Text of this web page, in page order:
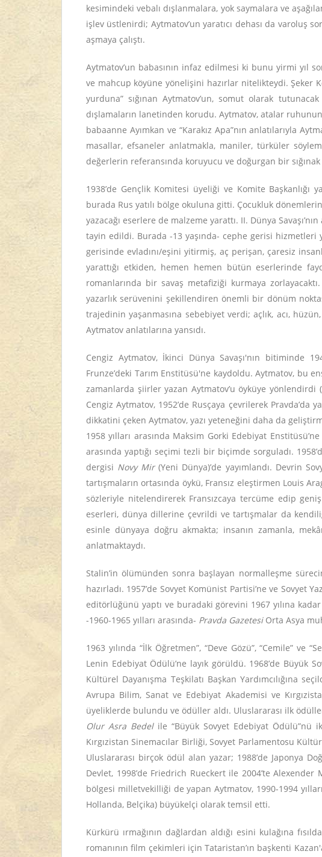
kesimindeki vebalı dışlanmalara, yok saymalara ve
işlev üstlenirdi; Aytmatov’un yaratıcı dehası da
aşmaya çalıştı.
Aytmatov’un babasının infaz edilmesi ki bunu yirmi yıl
ve mahcup köyüne yönelişini hazırlar nitelikteydi. Şeker
yurduna” sığınan Aytmatov’un, somut olarak
dışlamaların lanetinden korudu. Aytmatov, atalar
babaanne Ayımkan ve “Karakız Apa”nın anlatılarıyla
masallar, efsaneler anlatmakla, maniler, türküler
değerlerin referansında koruyucu ve doğurgan bir
1938’de Gençlik Komitesi üyeliği ve Komite Başkanlığı
burada Rus yatılı bölge okuluna gitti. Çocukluk
yazacağı eserlere de malzeme yarattı. II. Dünya
tayin edildi. Burada -13 yaşında- cephe gerisi
gerisinde evladını/eşini yitirmiş, aç perişan, çaresiz
yarattığı etkiden, hemen hemen bütün eserlerinde
romanlarında bir savaş metafiziği kurmaya
yazarlık serüvenini şekillendiren önemli bir dönüm
trajedinin yaşanmasına sebebiyet verdi; açlık, acı,
Aytmatov anlatılarına yansıdı.
Cengiz Aytmatov, İkinci Dünya Savaşı'nın bitiminde
Frunze’deki Tarım Enstitüsü'ne kaydoldu. Aytmatov, bu
zamanlarda şiirler yazan Aytmatov’u öyküye yönlendirdi
Cengiz Aytmatov, 1952’de Rusçaya çevrilerek
dikkatini çeken Aytmatov, yazı yeteneğini daha da
1958 yılları arasında Maksim Gorki Edebiyat
arasında yaptığı seçimi tezli bir biçimde sorguladı.
dergisi Novy Mir(Yeni Dünya)’de yayımlandı. Devrin
tartışmaların ortasında öykü, Fransız eleştirmen Louis
sözleriyle nitelendirerek Fransızcaya tercüme edip
eserleri, dünya dillerine çevrildi ve tartışmalar da
esinle dünyaya doğru akmakta; insanın zamanla,
anlatmaktaydı.
Stalin’in ölümünden sonra başlayan normalleşme
hazırladı. 1957’de Sovyet Komünist Partisi’ne ve Sovyet
editörlüğünü yaptı ve buradaki görevini 1967 yılına
-1960-1965 yılları arasında- Pravda GazetesiOrta Asya
1963 yılında “İlk Öğretmen”, “Deve Gözü”, “Cemile” ve
Lenin Edebiyat Ödülü’ne layık görüldü. 1968’de Büyük
Kültürel Dayanışma Teşkilatı Başkan Yardımcılığına
Avrupa Bilim, Sanat ve Edebiyat Akademisi ve
üyeliklerde bulundu ve ödüller aldı. Uluslararası ilk
Olur Asra Bedelile “Büyük Sovyet Edebiyat Ödülü”nü
Kırgızistan Sinemacılar Birliği, Sovyet Parlamentosu
Uluslararası birçok ödül alan yazar; 1988’de Japonya
Devlet, 1998’de Friedrich Rueckert ile 2004’te Alexender
bölgesi milletvekilliği de yapan Aytmatov, 1990-1994
Hollanda, Belçika) büyükelçi olarak temsil etti.
Kürkürü ırmağının dağlardan aldığı esini kulağına
romanının film çekimleri için Tataristan’ın başkenti